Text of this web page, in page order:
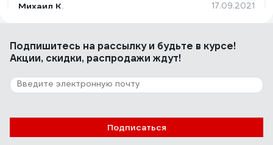
Михаил К. 17.09.2021
Качество.
20 отзывов
Отзыв о Lucky John Vanrex х8 BRAID Fluo
Green 125/012
Подпишитесь на рассылкуи будьте в курсе!
Акции, скидки, распродажи ждут!
Подписаться